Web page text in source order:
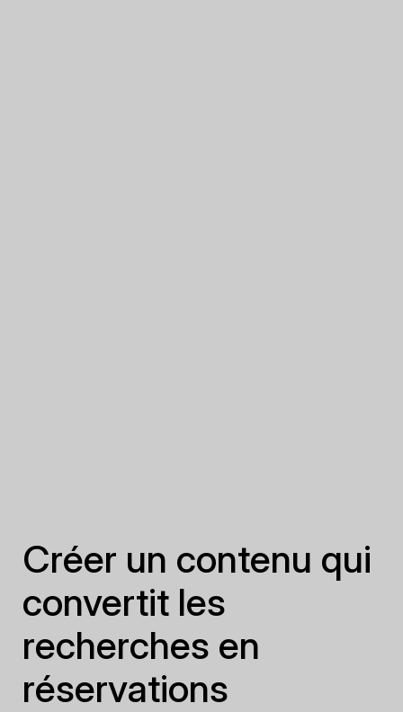
Créer un contenu qui
convertit les
recherches en
réservations